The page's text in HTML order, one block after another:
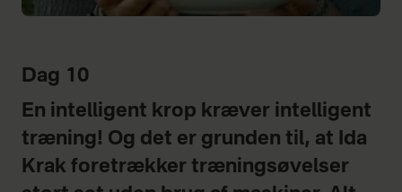
Dag 10
En intelligent krop kræver intelligent
træning! Og det er grunden til, at Ida
Krak foretrækker træningsøvelser